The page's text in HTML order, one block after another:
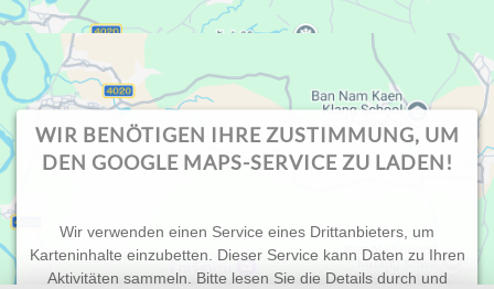
WIR BENÖTIGEN IHRE ZUSTIMMUNG, UM
DEN GOOGLE MAPS-SERVICE ZU LADEN!
Wir verwenden einen Service eines Drittanbieters, um
Karteninhalte einzubetten. Dieser Service kann Daten zu Ihren
Aktivitäten sammeln. Bitte lesen Sie die Details durch und
IMPRESSUM
Design, Umsetzung & Hosting by
. Die Internet- &
Webagentur in Oldenburg.